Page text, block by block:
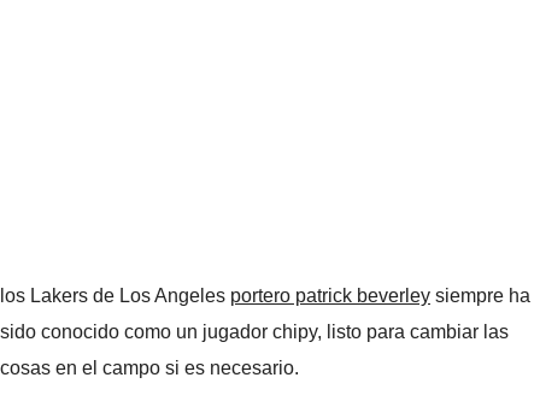
los Lakers de Los Angeles portero patrick beverley siempre ha
sido conocido como un jugador chipy, listo para cambiar las
cosas en el campo si es necesario.